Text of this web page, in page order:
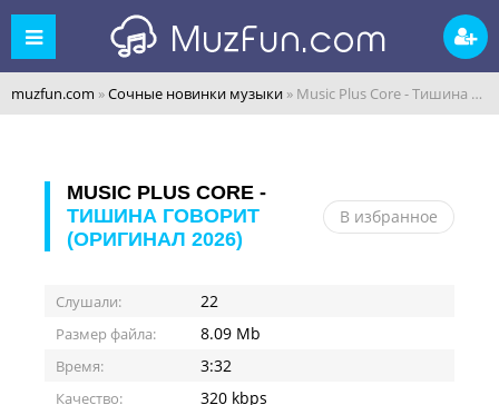
muzfun.com »Сочные новинки музыки » Music Plus Core - Тишина говорит (Оригинал 2026)
MUSIC PLUS CORE -
ТИШИНА ГОВОРИТ
(ОРИГИНАЛ 2026)
В избранное
Слушали: 22
Размер файла: 8.09 Mb
Время: 3:32
Качество: 320 kbps